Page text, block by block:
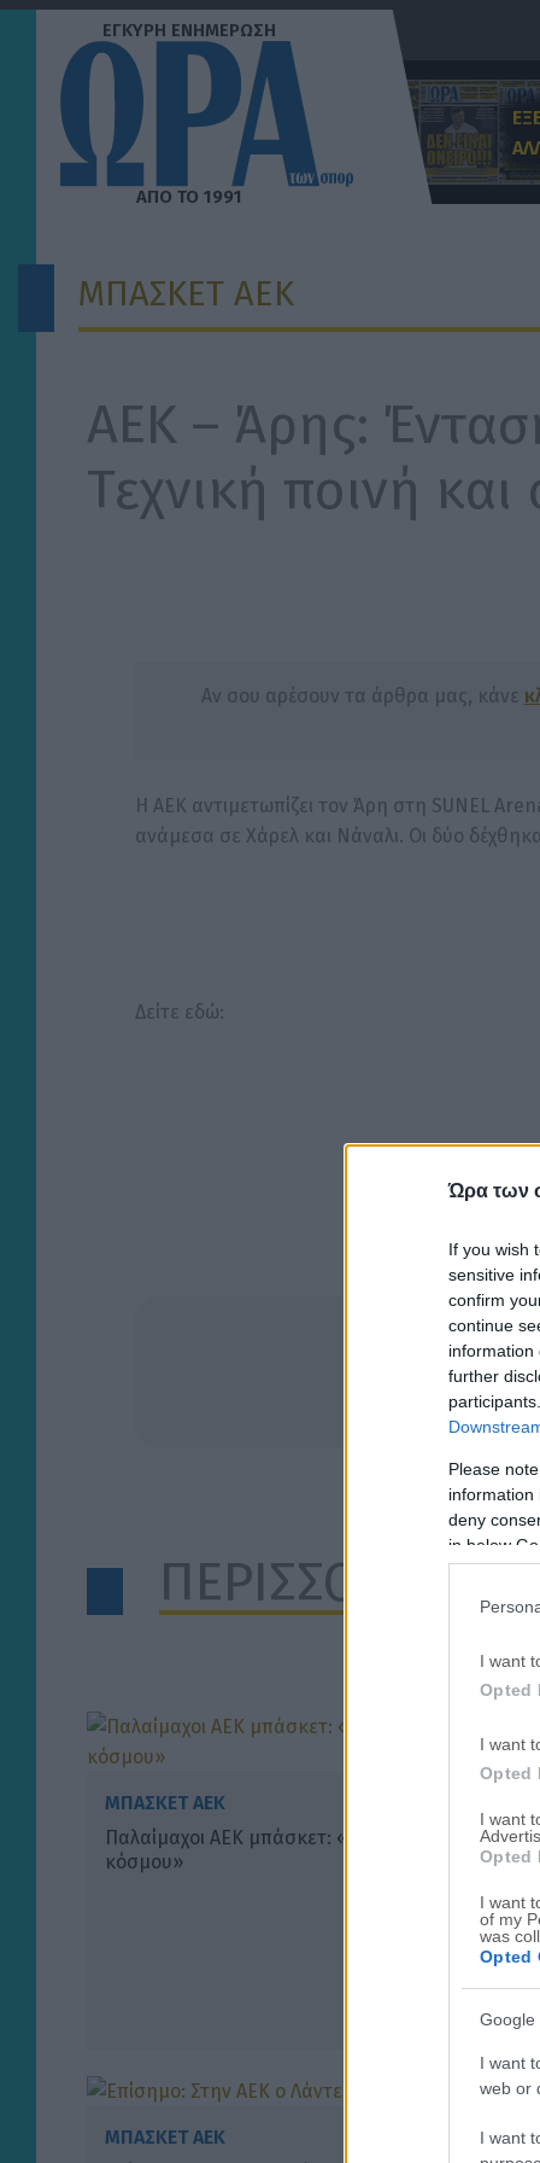
Ώρα των
If you wish
sensitive
confirm
continue
information
further
Please
information
deny
in below
I want
Opted
I want
Opted
I want
Opted
I want
of my
was
Opted
Google
I want
web or
I want
Μετάβαση
περιεχόμενο
ΜΠΑΣΚΕΤ ΑΕΚ
ΑΕΚ – Άρης:
Τεχνική ποινή και
Αν σου αρέσουν τα άρθρα μας, κάνε
Η ΑΕΚ αντιμετωπίζει τον Άρη στη SUNEL
ανάμεσα σε Χάρελ και Νάναλι. Οι δύο
Δείτε εδώ:
ΠΕΡΙΣΣΟΤΕΡΑ
ΜΠΑΣΚΕΤ ΑΕΚ
Παλαίμαχοι ΑΕΚ μπάσκετ: «Οχι στο διχασμό του
κόσμου»
ΜΠΑΣΚΕΤ ΑΕΚ